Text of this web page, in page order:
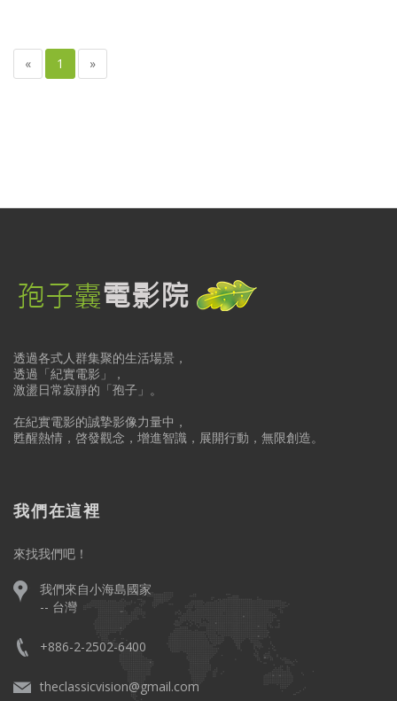
« 1 »
透過各式人群集聚的生活場景，
透過「紀實電影」，
激盪日常寂靜的「孢子」。
在紀實電影的誠摯影像力量中，
甦醒熱情，啓發觀念，增進智識，展開行動，無限創造。
我們在這裡
來找我們吧！
我們來自小海島國家
-- 台灣
+886-2-2502-6400
theclassicvision@gmail.com